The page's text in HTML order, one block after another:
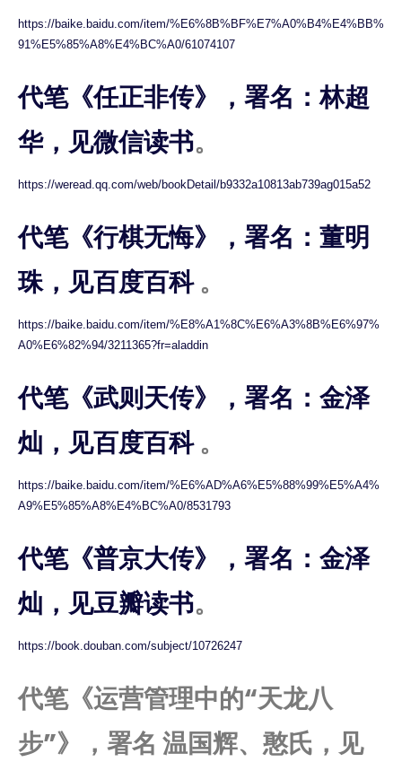
https://baike.baidu.com/item/%E6%8B%BF%E7%A0%B4%E4%BB%
91%E5%85%A8%E4%BC%A0/61074107
代笔《任正非传》，署名：林超
华，见微信读书。
https://weread.qq.com/web/bookDetail/b9332a10813ab739ag015a52
代笔《行棋无悔》，署名：董明
珠，见百度百科。
https://baike.baidu.com/item/%E8%A1%8C%E6%A3%8B%E6%97%
A0%E6%82%94/3211365?fr=aladdin
代笔《武则天传》，署名：金泽
灿，见百度百科。
https://baike.baidu.com/item/%E6%AD%A6%E5%88%99%E5%A4%
A9%E5%85%A8%E4%BC%A0/8531793
代笔《普京大传》，署名：金泽
灿，见豆瓣读书。
https://book.douban.com/subject/10726247
代笔《运营管理中的“天龙八
步”》，署名 温国辉、憨氏，见